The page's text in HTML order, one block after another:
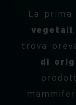
La
vegetali
trova
di